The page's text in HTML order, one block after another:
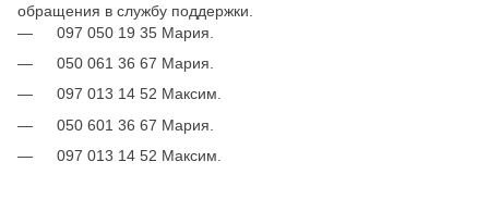
обращения в службу поддержки.
097 050 19 35 Мария.
050 061 36 67 Мария.
097 013 14 52 Максим.
050 601 36 67 Мария.
097 013 14 52 Максим.